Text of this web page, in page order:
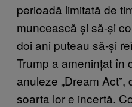
perioadă limitată de
muncească și să-și
doi ani puteau să-și
Trump a amenințat în
anuleze „Dream
soarta lor e incertă.